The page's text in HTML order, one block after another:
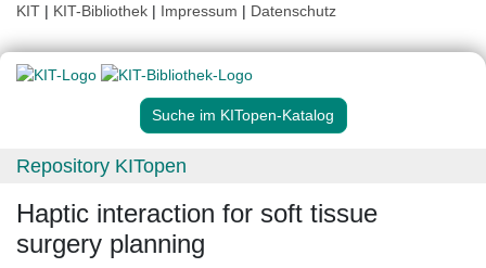
KIT | KIT-Bibliothek | Impressum | Datenschutz
Suche im KITopen-Katalog
Repository KITopen
Haptic interaction for soft tissue
surgery planning